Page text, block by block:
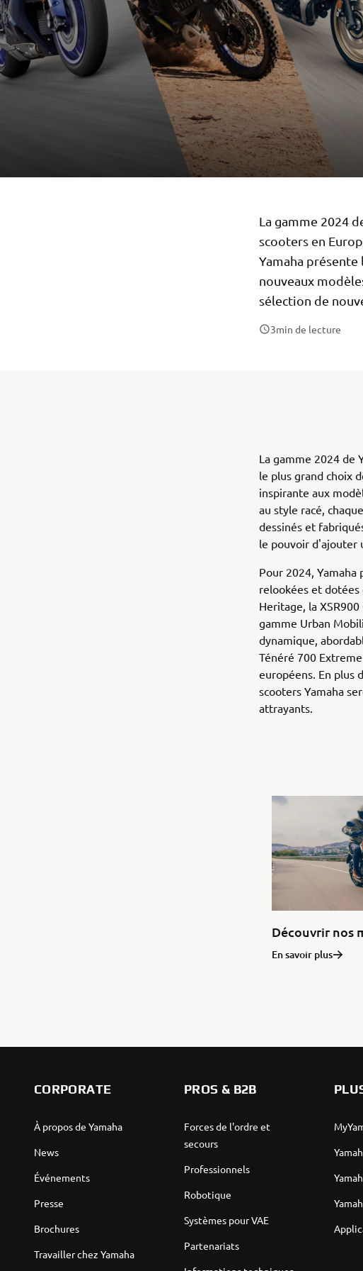
La gamme 2024
scooters en
Yamaha présente
nouveaux
sélection de
3min de lecture
La gamme 2024 de
le plus grand choix
inspirante aux
au style racé,
dessinés et
le pouvoir d'ajouter
Pour 2024,
relookées et
Heritage, la
gamme Urban
dynamique,
Ténéré 700
européens. En plus
scooters Yamaha
attrayants.
Découvrir nos
En savoir plus
CORPORATE
À propos de Yamaha
News
Événements
Presse
Brochures
Travailler chez Yamaha
PROS & B2B
Forces de l'ordre et
secours
Professionnels
Robotique
Systèmes pour VAE
Partenariats